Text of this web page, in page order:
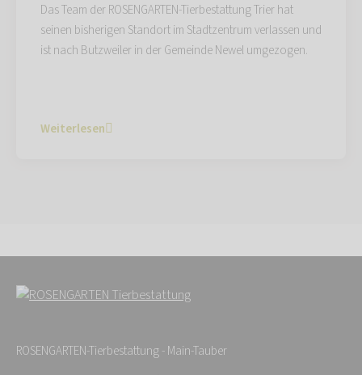
Das Team der ROSENGARTEN-Tierbestattung Trier hat
seinen bisherigen Standort im Stadtzentrum verlassen und
ist nach Butzweiler in der Gemeinde Newel umgezogen.
Weiterlesen
ROSENGARTEN-Tierbestattung - Main-Tauber